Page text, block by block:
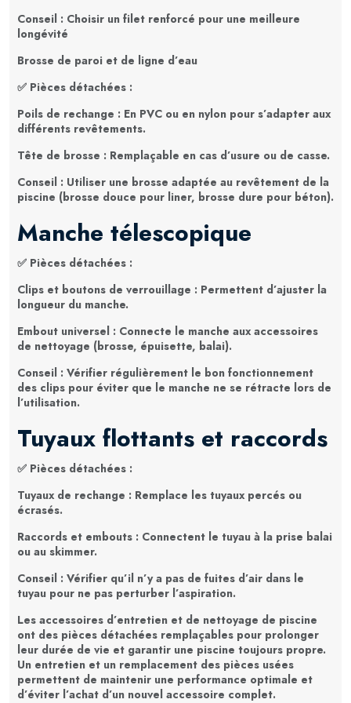
Conseil : Choisir un filet renforcé pour une meilleure
longévité
Brosse de paroi et de ligne d’eau
✅ Pièces détachées :
Poils de rechange : En PVC ou en nylon pour s’adapter aux
différents revêtements.
Tête de brosse : Remplaçable en cas d’usure ou de casse.
Conseil : Utiliser une brosse adaptée au revêtement de la
piscine (brosse douce pour liner, brosse dure pour béton).
Manche télescopique
✅ Pièces détachées :
Clips et boutons de verrouillage : Permettent d’ajuster la
longueur du manche.
Embout universel : Connecte le manche aux accessoires
de nettoyage (brosse, épuisette, balai).
Conseil : Vérifier régulièrement le bon fonctionnement
des clips pour éviter que le manche ne se rétracte lors de
l’utilisation.
Tuyaux flottants et raccords
✅ Pièces détachées :
Tuyaux de rechange : Remplace les tuyaux percés ou
écrasés.
Raccords et embouts : Connectent le tuyau à la prise balai
ou au skimmer.
Conseil : Vérifier qu’il n’y a pas de fuites d’air dans le
tuyau pour ne pas perturber l’aspiration.
Les accessoires d’entretien et de nettoyage de piscine
ont des pièces détachées remplaçables pour prolonger
leur durée de vie et garantir une piscine toujours propre.
Un entretien et un remplacement des pièces usées
permettent de maintenir une performance optimale et
d’éviter l’achat d’un nouvel accessoire complet.